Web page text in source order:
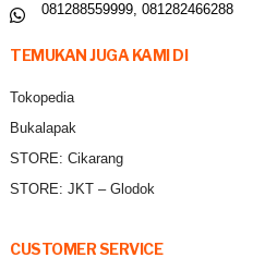
081288559999, 081282466288
TEMUKAN JUGA KAMI DI
Tokopedia
Bukalapak
STORE: Cikarang
STORE: JKT – Glodok
CUSTOMER SERVICE